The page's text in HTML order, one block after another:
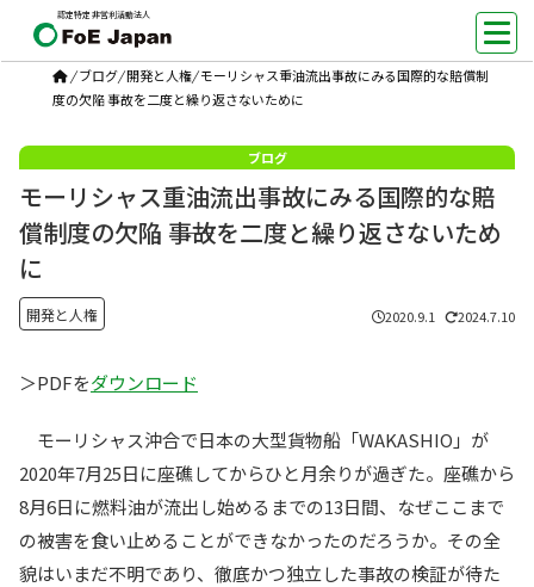
認定特定非営利活動法人
/ ブログ/開発と人権/ モーリシャス重油流出事故にみる国際的な賠償制
度の欠陥 ――事故を二度と繰り返さないために
モーリシャス重油流出事故にみる国際的な賠
償制度の欠陥 ――事故を二度と繰り返さないため
に
開発と人権 2020.9.1 2024.7.10
＞PDFをダウンロード
モーリシャス沖合で日本の大型貨物船「WAKASHIO」が
2020年7月25日に座礁してからひと月余りが過ぎた。座礁から
8月6日に燃料油が流出し始めるまでの13日間、なぜここまで
の被害を食い止めることができなかったのだろうか。その全
貌はいまだ不明であり、徹底かつ独立した事故の検証が待た